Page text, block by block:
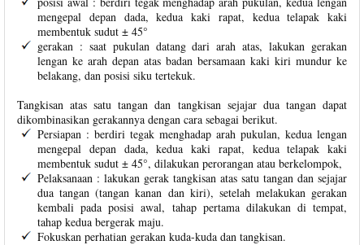
mengepal depan dada, kedua kaki rapat, kedua telapak kaki
membentuk sudut ± 45°
gerakan : saat pukulan datang dari arah atas, lakukan gerakan
lengan ke arah depan atas badan bersamaan kaki kiri mundur ke
belakang, dan posisi siku tertekuk.
Tangkisan atas satu tangan dan tangkisan sejajar dua tangan dapat
dikombinasikan gerakannya dengan cara sebagai berikut.
Persiapan : berdiri tegak menghadap arah pukulan, kedua lengan
mengepal depan dada, kedua kaki rapat, kedua telapak kaki
membentuk sudut ± 45°, dilakukan perorangan atau berkelompok,
Pelaksanaan : lakukan gerak tangkisan atas satu tangan dan sejajar
dua tangan (tangan kanan dan kiri), setelah melakukan gerakan
kembali pada posisi awal, tahap pertama dilakukan di tempat,
tahap kedua bergerak maju.
Fokuskan perhatian gerakan kuda-kuda dan tangkisan.